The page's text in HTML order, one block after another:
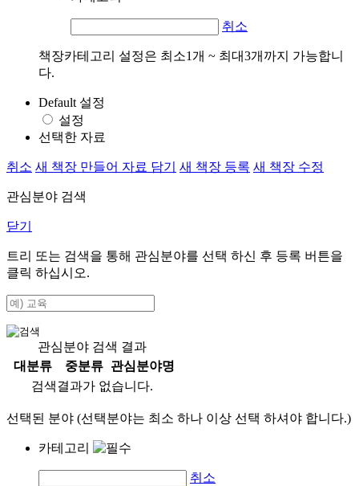
취소
책장카테고리 설정은 최소1개 ~ 최대3개까지 가능합니
다.
Default 설정
설정
선택한 자료
취소 새 책장 만들어 자료 담기 새 책장 등록 새 책장 수정
관심분야 검색
닫기
트리 또는 검색을 통해 관심분야를 선택 하신 후 등록 버튼을
클릭 하십시오.
관심분야 검색 결과
대분류
중분류
관심분야명
검색결과가 없습니다.
선택된 분야 (선택분야는 최소 하나 이상 선택 하셔야 합니다.)
카테고리
취소